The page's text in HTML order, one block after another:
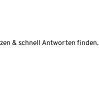
& schnell Antworten finden.